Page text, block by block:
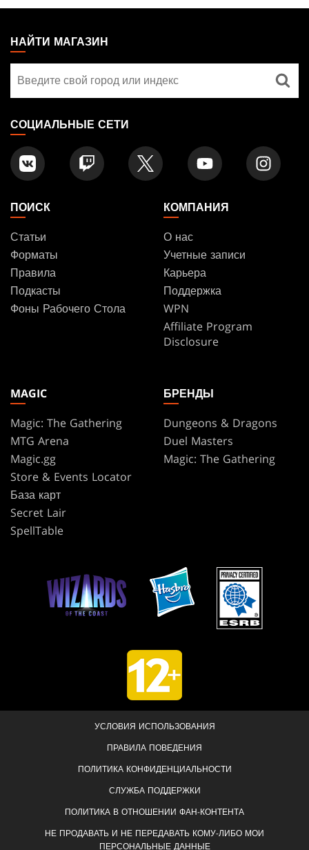
THE
GATHERING
FOOTER
НАЙТИ МАГАЗИН
магазин
СОЦИАЛЬНЫЕ СЕТИ
ПОИСК
Статьи
Форматы
Правила
Подкасты
Фоны Рабочего Стола
КОМПАНИЯ
О нас
Учетные записи
Карьера
Поддержка
WPN
Affiliate Program
Disclosure
MAGIC
Magic: The Gathering
MTG Arena
Magic.gg
Store & Events Locator
База карт
Secret Lair
SpellTable
БРЕНДЫ
Dungeons & Dragons
Duel Masters
Magic: The Gathering
УСЛОВИЯ ИСПОЛЬЗОВАНИЯ
ПРАВИЛА ПОВЕДЕНИЯ
ПОЛИТИКА КОНФИДЕНЦИАЛЬНОСТИ
СЛУЖБА ПОДДЕРЖКИ
ПОЛИТИКА В ОТНОШЕНИИ ФАН-КОНТЕНТА
НЕ ПРОДАВАТЬ И НЕ ПЕРЕДАВАТЬ КОМУ-ЛИБО МОИ
ПЕРСОНАЛЬНЫЕ ДАННЫЕ